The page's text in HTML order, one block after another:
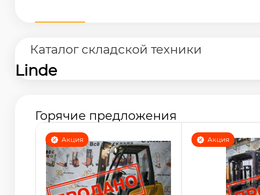
Каталог складской техники
Linde
Горячие предложения
Акция Акция